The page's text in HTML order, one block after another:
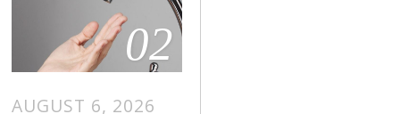
02
AUGUST 6, 2026